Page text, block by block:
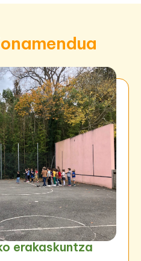
erakaskuntza